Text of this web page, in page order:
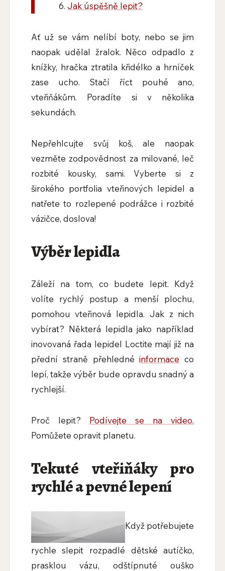
Jak úspěšně lepit?
Ať už se vám nelíbí boty, nebo se jim
naopak udělal žralok. Něco odpadlo z
knížky, hračka ztratila křidélko a hrníček
zase ucho. Stačí říct pouhé ano,
vteřiňákům. Poradíte si v několika
sekundách.
Nepřehlcujte svůj koš, ale naopak
vezměte zodpovědnost za milované, leč
rozbité kousky, sami. Vyberte si z
širokého portfolia vteřinových lepidel a
natřete to rozlepené podrážce i rozbité
vázičce, doslova!
Výběr lepidla
Záleží na tom, co budete lepit. Když
volíte rychlý postup a menší plochu,
pomohou vteřinová lepidla. Jak z nich
vybírat? Některá lepidla jako například
inovovaná řada lepidel Loctite mají již na
přední straně přehlednéinformace co
lepí, takže výběr bude opravdu snadný a
rychlejší.
Proč lepit? Podívejte se na video.
Pomůžete opravit planetu.
Tekuté vteřiňáky pro
rychlé a pevné lepení
Když potřebujete
rychle slepit rozpadlé dětské autíčko,
prasklou vázu, odštípnuté ouško